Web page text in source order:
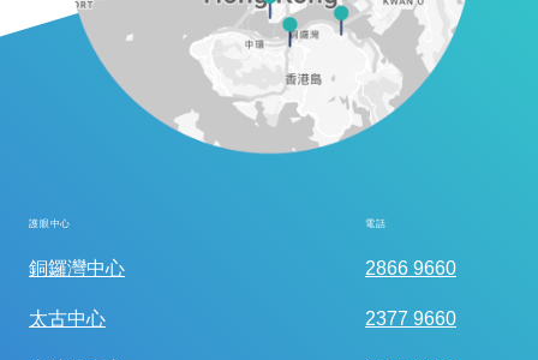
護眼中心 電話
銅鑼灣中心 2866 9660
太古中心 2377 9660